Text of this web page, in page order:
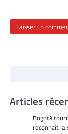
Articles
Bogotá
reconnaît la